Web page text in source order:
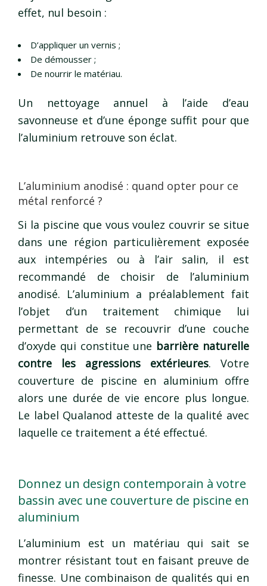
effet, nul besoin :
D’appliquer un vernis ;
De démousser ;
De nourrir le matériau.
Un nettoyage annuel à l’aide d’eau
savonneuse et d’une éponge suffit pour que
l’aluminium retrouve son éclat.
L’aluminium anodisé : quand opter pour ce
métal renforcé ?
Si la piscine que vous voulez couvrir se situe
dans une région particulièrement exposée
aux intempéries ou à l’air salin, il est
recommandé de choisir de l’aluminium
anodisé. L’aluminium a préalablement fait
l’objet d’un traitement chimique lui
permettant de se recouvrir d’une couche
d’oxyde qui constitue une barrière naturelle
contre les agressions extérieures. Votre
couverture de piscine en aluminium offre
alors une durée de vie encore plus longue.
Le label Qualanod atteste de la qualité avec
laquelle ce traitement a été effectué.
Donnez un design contemporain à votre
bassin avec une couverture de piscine en
aluminium
L’aluminium est un matériau qui sait se
montrer résistant tout en faisant preuve de
finesse. Une combinaison de qualités qui en